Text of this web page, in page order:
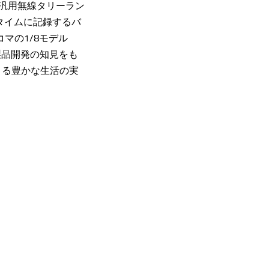
用無線タリーラン
イムに記録するバ
マの1/8モデル
開発の知見をも
豊かな生活の実